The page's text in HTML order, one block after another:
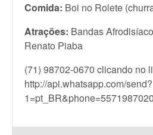
Comida: Boi no Rolete
Atrações: Bandas
Renato Piaba
(71) 98702-0670 clicando no
http://api.whatsapp.com/send?